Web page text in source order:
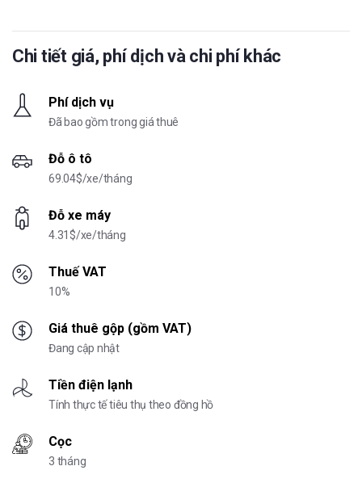
Chi tiết giá, phí dịch và chi phí khác
Phí dịch vụ
Đã bao gồm trong giá thuê
Đỗ ô tô
69.04$/xe/tháng
Đỗ xe máy
4.31$/xe/tháng
Thuế VAT
10%
Giá thuê gộp (gồm VAT)
Đang cập nhật
Tiền điện lạnh
Tính thực tế tiêu thụ theo đồng hồ
Cọc
3 tháng